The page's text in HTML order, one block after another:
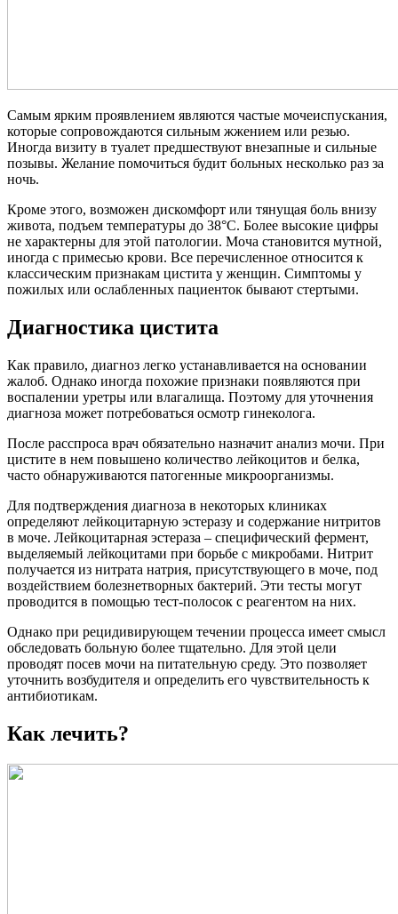
Самым ярким проявлением являются частые мочеиспускания,
которые сопровождаются сильным жжением или резью.
Иногда визиту в туалет предшествуют внезапные и сильные
позывы. Желание помочиться будит больных несколько раз за
ночь.
Кроме этого, возможен дискомфорт или тянущая боль внизу
живота, подъем температуры до 38°С. Более высокие цифры
не характерны для этой патологии. Моча становится мутной,
иногда с примесью крови. Все перечисленное относится к
классическим признакам цистита у женщин. Симптомы у
пожилых или ослабленных пациенток бывают стертыми.
Диагностика цистита
Как правило, диагноз легко устанавливается на основании
жалоб. Однако иногда похожие признаки появляются при
воспалении уретры или влагалища. Поэтому для уточнения
диагноза может потребоваться осмотр гинеколога.
После расспроса врач обязательно назначит анализ мочи. При
цистите в нем повышено количество лейкоцитов и белка,
часто обнаруживаются патогенные микроорганизмы.
Для подтверждения диагноза в некоторых клиниках
определяют лейкоцитарную эстеразу и содержание нитритов
в моче. Лейкоцитарная эстераза ‒ специфический фермент,
выделяемый лейкоцитами при борьбе с микробами. Нитрит
получается из нитрата натрия, присутствующего в моче, под
воздействием болезнетворных бактерий. Эти тесты могут
проводится в помощью тест-полосок с реагентом на них.
Однако при рецидивирующем течении процесса имеет смысл
обследовать больную более тщательно. Для этой цели
проводят посев мочи на питательную среду. Это позволяет
уточнить возбудителя и определить его чувствительность к
антибиотикам.
Как лечить?